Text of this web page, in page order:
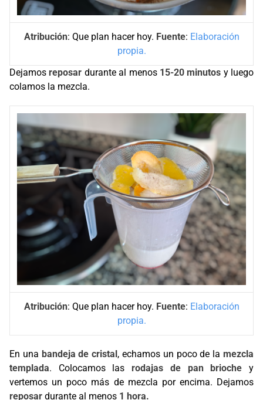
Atribución: Que plan hacer hoy. Fuente: Elaboración
propia.
Dejamosreposar durante al menos 15-20 minutos y luego
colamos la mezcla.
Atribución: Que plan hacer hoy. Fuente: Elaboración
propia.
En una bandeja de cristal, echamos un poco de lamezcla
templada. Colocamos lasrodajas de pan brioche y
vertemos un poco más de mezcla por encima. Dejamos
reposar durante al menos 1 hora.